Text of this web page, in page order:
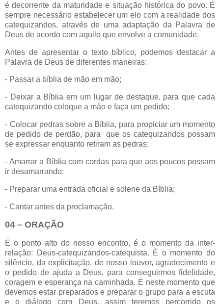
é decorrente da maturidade e situação histórica do povo. É
sempre necessário estabelecer um elo com a realidade dos
catequizandos, através de uma adaptação da Palavra de
Deus de acordo com aquilo que envolve a comunidade.
Antes de apresentar o texto bíblico, podemos destacar a
Palavra de Deus de diferentes maneiras:
- Passar a bíblia de mão em mão;
- Deixar a Bíblia em um lugar de destaque, para que cada
catequizando coloque a mão e faça um pedido;
- Colocar pedras sobre a Bíblia, para propiciar um momento
de pedido de perdão, para
que os catequizandos possam
se expressar enquanto retiram as pedras;
- Amarrar a Bíblia com cordas para que aos poucos possam
ir desamarrando;
- Preparar uma entrada oficial e solene da Bíblia;
- Cantar antes da proclamação.
04 – ORAÇÃO
É o ponto alto do nosso encontro, é o momento da inter-
relação: Deus-catequizandos-catequista. É o momento do
silêncio, da explicitação, de nosso louvor, agradecimento e
o pedido de ajuda a Deus, para conseguirmos fidelidade,
coragem e esperança na caminhada. É neste momento que
devemos estar preparados e preparar o grupo para a escuta
e o diálogo com Deus, assim teremos percorrido os